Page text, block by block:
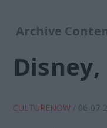
Archive
CULTURENOW / 06-07-